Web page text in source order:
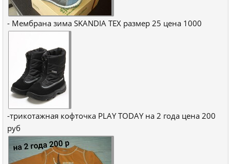
- Мембрана зима SKANDIA TEX размер 25 цена 1000
-трикотажная кофточка PLAY TODAY на 2 года цена 200
руб